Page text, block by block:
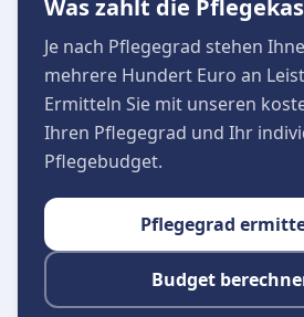
Was zahlt die
Je nach Pflegegrad stehen
mehrere Hundert Euro an
Ermitteln Sie mit unseren
Ihren Pflegegrad und Ihr
Pflegebudget.
Pflegegrad
Budget